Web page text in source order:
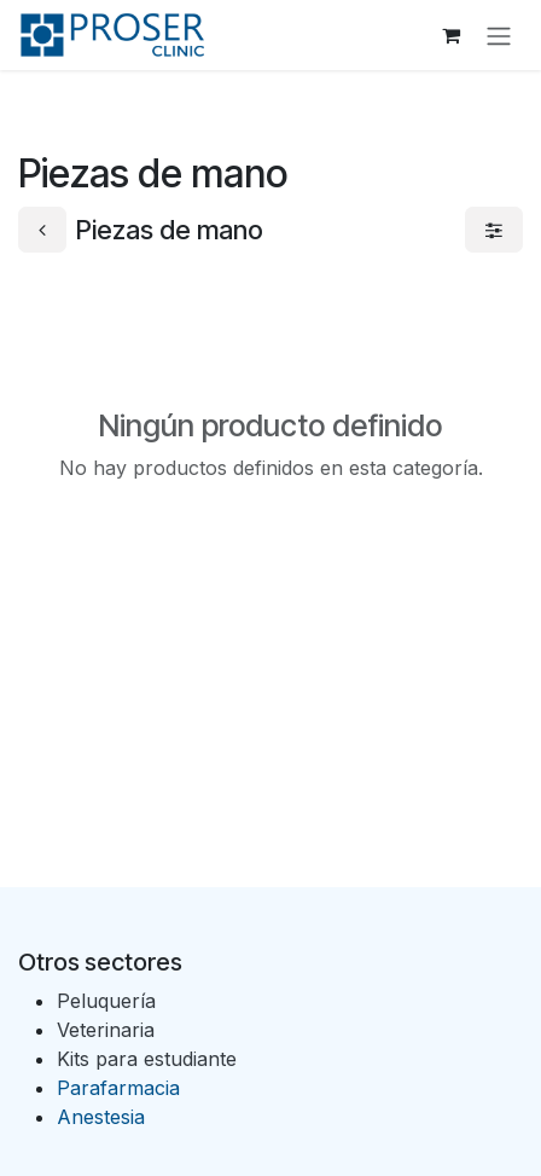
Ir al contenido
Piezas de mano
Piezas de mano
Ningún producto definido
No hay productos definidos en esta categoría.
Otros sectores
Peluquería
Veterinaria
Kits para estudiante
Parafarmacia
Anestesia